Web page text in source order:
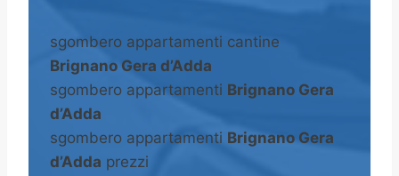
sgombero appartamenti cantine
Brignano Gera d’Adda
sgombero appartamenti Brignano Gera
d’Adda
sgombero appartamenti Brignano Gera
d’Adda prezzi